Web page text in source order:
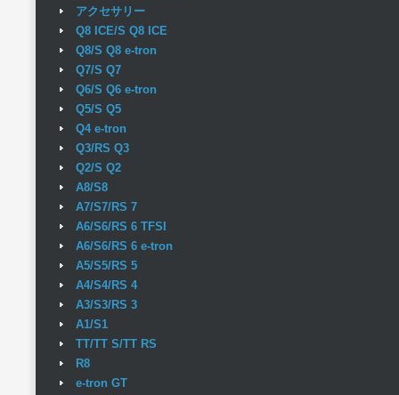
アクセサリー
Q8 ICE/S Q8 ICE
Q8/S Q8 e-tron
Q7/S Q7
Q6/S Q6 e-tron
Q5/S Q5
Q4 e-tron
Q3/RS Q3
Q2/S Q2
A8/S8
A7/S7/RS 7
A6/S6/RS 6 TFSI
A6/S6/RS 6 e-tron
A5/S5/RS 5
A4/S4/RS 4
A3/S3/RS 3
A1/S1
TT/TT S/TT RS
R8
e-tron GT